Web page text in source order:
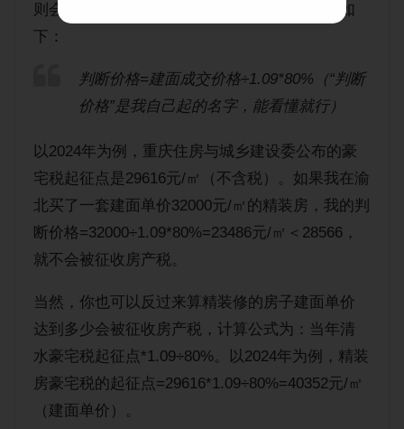
则会被征收房产税，反之则不征收。计算公式如
下：
判断价格=建面成交价格÷1.09*80%（“判断
价格”是我自己起的名字，能看懂就行）
以2024年为例，重庆住房与城乡建设委公布的豪
宅税起征点是29616元/㎡（不含税）。如果我在渝
北买了一套建面单价32000元/㎡的精装房，我的判
断价格=32000÷1.09*80%=23486元/㎡＜28566，
就不会被征收房产税。
当然，你也可以反过来算精装修的房子建面单价
达到多少会被征收房产税，计算公式为：当年清
水豪宅税起征点*1.09÷80%。以2024年为例，精装
房豪宅税的起征点=29616*1.09÷80%=40352元/㎡
（建面单价）。